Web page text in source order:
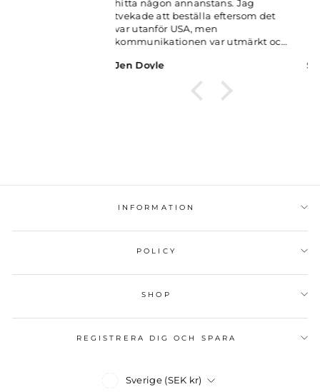
Sarah LLoyd
INFORMATION
POLICY
SHOP
REGISTRERA DIG OCH SPARA
ValutaSverige (SEK kr)